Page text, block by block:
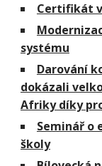
Certifikát
systému
Darování
dokázali
Afriky díky
Seminář o
školy